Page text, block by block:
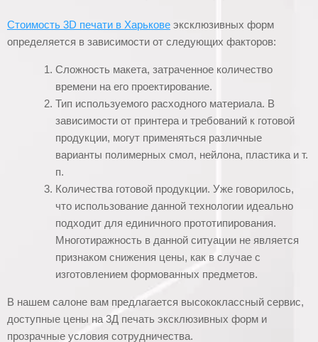
Стоимость 3D печати в Харькове эксклюзивных форм
определяется в зависимости от следующих факторов:
Сложность макета, затраченное количество
времени на его проектирование.
Тип используемого расходного материала. В
зависимости от принтера и требований к готовой
продукции, могут применяться различные
варианты полимерных смол, нейлона, пластика и т.
п.
Количества готовой продукции. Уже говорилось,
что использование данной технологии идеально
подходит для единичного прототипирования.
Многотиражность в данной ситуации не является
признаком снижения цены, как в случае с
изготовлением формованных предметов.
В нашем салоне вам предлагается высококлассный сервис,
доступные цены на 3Д печать эксклюзивных форм и
прозрачные условия сотрудничества.